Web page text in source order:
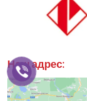
Наш адрес: